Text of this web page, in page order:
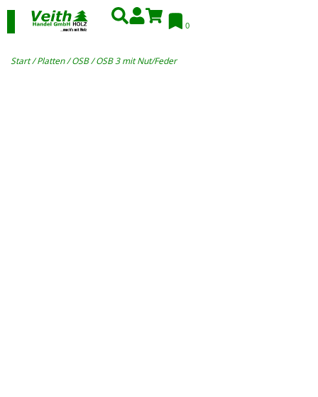
0
Start/Platten/OSB/ OSB 3 mit Nut/Feder